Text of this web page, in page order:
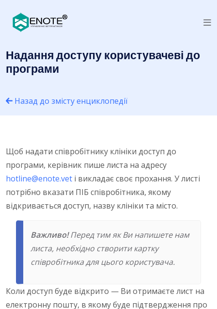
Надання доступу користувачеві до
програми
Назад до змісту енциклопедії
Щоб надати співробітнику клініки доступ до
програми, керівник пише листа на адресу
hotline@enote.vet і викладає своє прохання. У листі
потрібно вказати ПІБ співробітника, якому
відкривається доступ, назву клініки та місто.
Важливо!Перед тим як Ви напишете нам
листа, необхідно створити картку
співробітника для цього користувача.
Коли доступ буде відкрито — Ви отримаєте лист на
електронну пошту, в якому буде підтвердження про